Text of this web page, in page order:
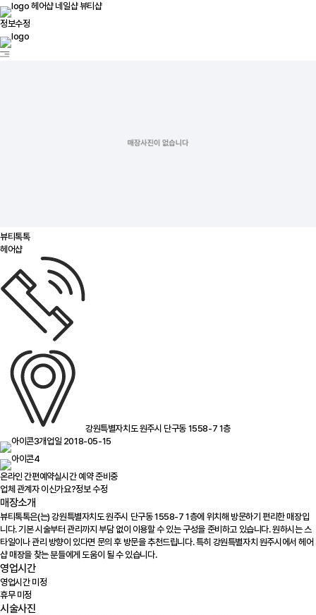
헤어샵 네일샵뷰티샵
정보수정
뷰티톡톡
헤어샵
강원특별자치도 원주시 단구동 1558-7 1층
개업일 2018-05-15
온라인 간편예약실시간 예약 준비중
업체 관계자 이신가요?정보 수정
매장소개
뷰티톡톡은(는) 강원특별자치도 원주시 단구동 1558-7 1층에 위치해 방문하기 편리한 매장입
니다. 기본 시술부터 관리까지 부담 없이 이용할 수 있는 구성을 준비하고 있습니다. 원하시는 스
타일이나 관리 방향이 있다면 문의 후 방문을 추천드립니다. 특히 강원특별자치 원주시에서 헤어
샵 매장을 찾는 분들에게 도움이 될 수 있습니다.
영업시간
영업시간 미정
휴무 미정
시술사진